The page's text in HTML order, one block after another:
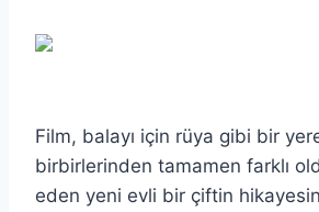
Film, balayı için rüya gibi bir
birbirlerinden tamamen farklı
eden yeni evli bir çiftin